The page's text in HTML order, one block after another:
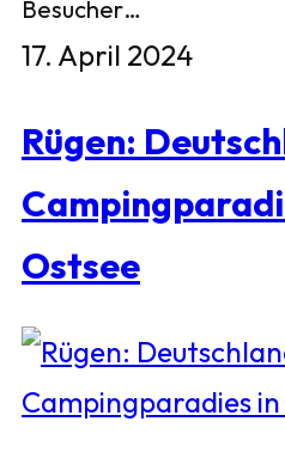
Besucher…
17. April 2024
Rügen:
Ostsee